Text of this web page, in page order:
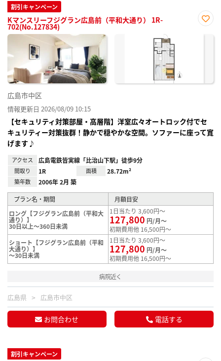
割引キャンペーン
Kマンスリーフジグラン広島前（平和大通り） 1R-
702(No.127834)
に入
広島市中区
情報更新日 2026/08/09 10:15
【セキュリティ対策部屋・高層階】洋室広々オートロック付でセ
キュリティー対策抜群！静かで穏やかな空間。ソファーに座って寛
げます♪
アクセス 広島電鉄皆実線「比治山下駅」徒歩9分
間取り 1R 面積 28.72m²
築年数 2006年 2月 築
プラン名・期間
月額目安
ロング【フジグラン広島前（平和大
通り）】
30日以上～360日未満
1日当たり 3,600円～
127,800 円/月～
初期費用他 16,500円～
ショート【フジグラン広島前（平和
大通り）】
～30日未満
1日当たり 3,600円～
127,800 円/月～
初期費用他 16,500円～
病院近く
広島県 広島市中区
お問合わせ 電話する
割引キャンペーン